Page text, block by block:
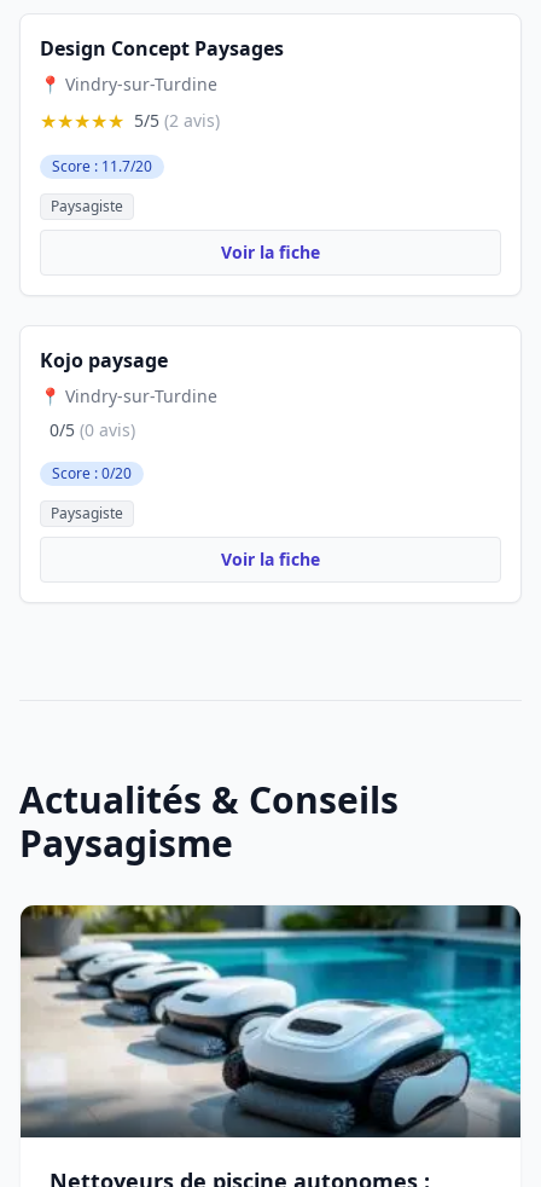
Design Concept Paysages
📍 Vindry-sur-Turdine
★★★★★ 5/5 (2 avis)
Score : 11.7/20
Paysagiste
Voir la fiche
Kojo paysage
📍 Vindry-sur-Turdine
0/5 (0 avis)
Score : 0/20
Paysagiste
Voir la fiche
Actualités & Conseils
Paysagisme
Nettoyeurs de piscine autonomes :